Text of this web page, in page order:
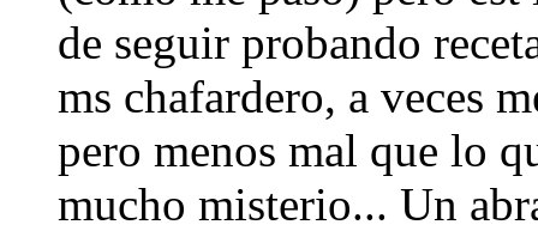
de seguir probando
ms chafardero, a veces
pero menos mal que lo
mucho misterio... Un